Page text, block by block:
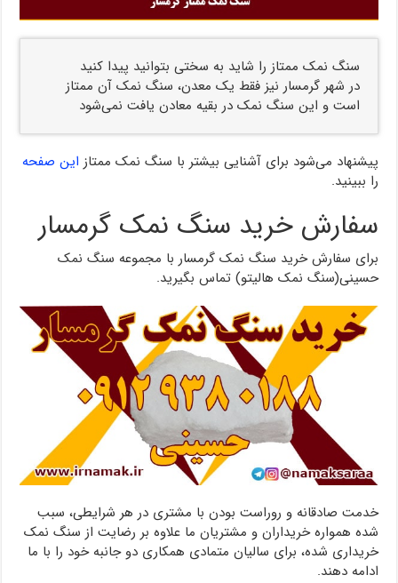
سنگ نمک ممتاز را شاید به سختی بتوانید پیدا کنید
در شهر گرمسار نیز فقط یک معدن، سنگ نمک آن ممتاز
است و این سنگ نمک در بقیه معادن یافت نمی‌شود
پیشنهاد می‌شود برای آشنایی بیشتر با سنگ نمک ممتاز این صفحه
را ببینید.
سفارش خرید سنگ نمک گرمسار
برای سفارش خرید سنگ نمک گرمسار با مجموعه سنگ نمک
حسینی(سنگ نمک هالیتو) تماس بگیرید.
خدمت صادقانه و روراست بودن با مشتری در هر شرایطی، سبب
شده همواره خریداران و مشتریان ما علاوه بر رضایت از سنگ نمک
خریداری شده، برای سالیان متمادی همکاری دو جانبه خود را با ما
ادامه دهند.